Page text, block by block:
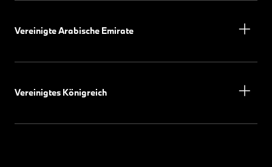
Vereinigte Arabische Emirate
Vereinigtes Königreich